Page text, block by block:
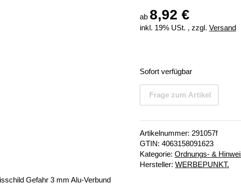
ab 8,92 €
inkl. 19% USt. , zzgl. Versand
Sofort verfügbar
Frage zum Artikel
Artikelnummer: 291057f
GTIN: 4063158091623
Kategorie: Ordnungs- &
Hersteller: WERBEPUNKT.